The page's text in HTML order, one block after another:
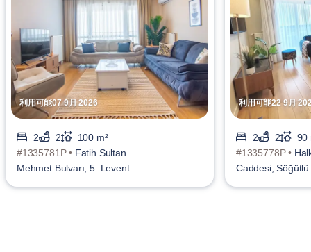
利用可能07 9月 2026
2 2
100 m²
#1335781P • Fatih Sultan
Mehmet Bulvarı, 5. Levent
利用可能22 9月
2 2
90
#1335778P •
Caddesi,